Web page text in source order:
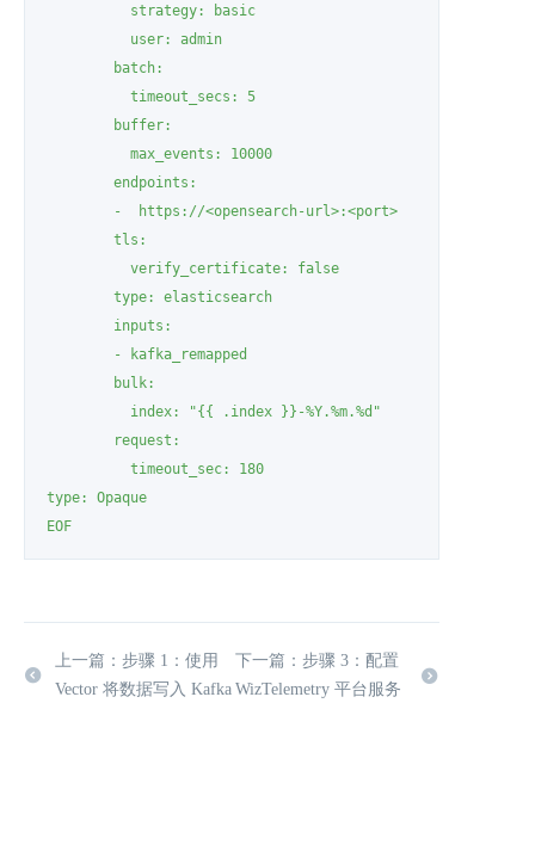
          strategy: basic
          user: admin
        batch:
          timeout_secs: 5
        buffer:
          max_events: 10000
        endpoints:
        -  https://<opensearch-url>:<port>
        tls:
          verify_certificate: false
        type: elasticsearch
        inputs:
        - kafka_remapped
        bulk:
          index: "{{ .index }}-%Y.%m.%d"
        request:
          timeout_sec: 180
type: Opaque
EOF
上一篇：步骤 1：使用
Vector 将数据写入 Kafka
下一篇：步骤 3：配置
WizTelemetry 平台服务